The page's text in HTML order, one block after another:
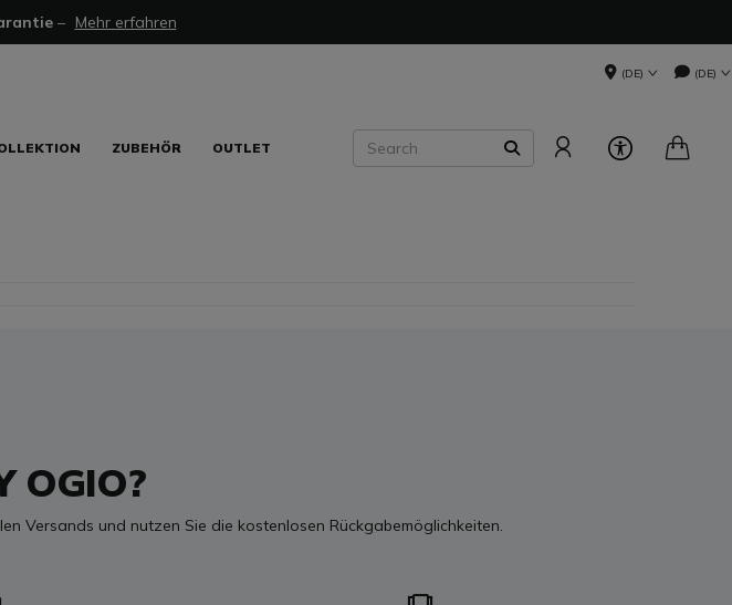
– Mehr erfahren
(DE) (DE)
ZUBEHÖR OUTLET
Search
SEARCH
OGIO?
Versands und nutzen Sie die kostenlosen Rückgabemöglichkeiten.